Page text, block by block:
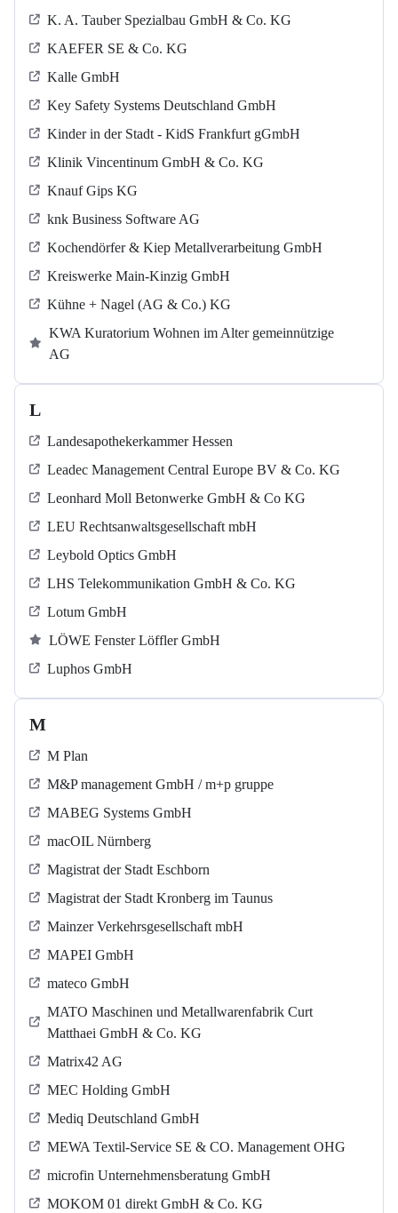
K. A. Tauber Spezialbau GmbH & Co. KG
KAEFER SE & Co. KG
Kalle GmbH
Key Safety Systems Deutschland GmbH
Kinder in der Stadt - KidS Frankfurt gGmbH
Klinik Vincentinum GmbH & Co. KG
Knauf Gips KG
knk Business Software AG
Kochendörfer & Kiep Metallverarbeitung GmbH
Kreiswerke Main-Kinzig GmbH
Kühne + Nagel (AG & Co.) KG
KWA Kuratorium Wohnen im Alter gemeinnützige
AG
L
Landesapothekerkammer Hessen
Leadec Management Central Europe BV & Co. KG
Leonhard Moll Betonwerke GmbH & Co KG
LEU Rechtsanwaltsgesellschaft mbH
Leybold Optics GmbH
LHS Telekommunikation GmbH & Co. KG
Lotum GmbH
LÖWE Fenster Löffler GmbH
Luphos GmbH
M
M Plan
M&P management GmbH / m+p gruppe
MABEG Systems GmbH
macOIL Nürnberg
Magistrat der Stadt Eschborn
Magistrat der Stadt Kronberg im Taunus
Mainzer Verkehrsgesellschaft mbH
MAPEI GmbH
mateco GmbH
MATO Maschinen und Metallwarenfabrik Curt
Matthaei GmbH & Co. KG
Matrix42 AG
MEC Holding GmbH
Mediq Deutschland GmbH
MEWA Textil-Service SE & CO. Management OHG
microfin Unternehmensberatung GmbH
MOKOM 01 direkt GmbH & Co. KG